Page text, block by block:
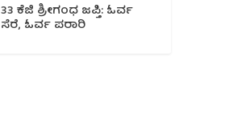
33 ಕೆಜಿ ಶ್ರೀಗಂಧ ಜಪ್ತಿ: ಓರ್ವ
ಸೆರೆ, ಓರ್ವ ಪರಾರಿ